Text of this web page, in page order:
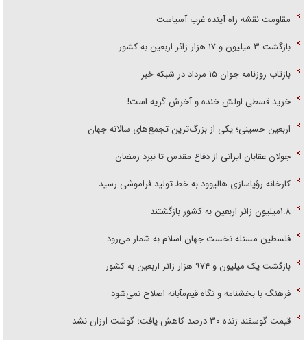
مقاومت نقشه راه آینده غرب آسیاست
بازگشت ۳ میلیون و ۱۷ هزار زائر اربعین به کشور
بازتاب روزنامه جوان ۱۵ مرداد در شبکه خبر
خرید قسطی اولش خنده و آخرش گریه است!
اربعین حسینی؛ یکی از بزرگ‌ترین تجمع‌های سالانه جهان
جولان عقابان ایرانی از دفاع مقدس تا نبرد رمضان
کارخانه رؤیاسازی هالیوود به خط تولید فراموشی رسید
۱.۸میلیون زائر اربعین به کشور بازگشتند
فلسطین مسئله نخست جهان اسلام به شمار می‌رود
بازگشت یک میلیون و ۹۷۴ هزار زائر اربعین به کشور
فرهنگ با بخشنامه و نگاه قیم‌مآبانه اصلاح نمی‌شود
قیمت گوسفند زنده ۳۰ درصد کاهش یافت؛ گوشت ارزان نشد